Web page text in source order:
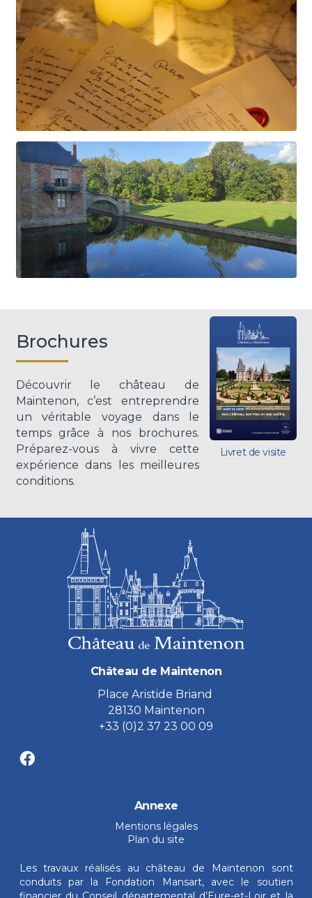
Brochures
Découvrir le château de
Maintenon, c’est entreprendre
un véritable voyage dans le
temps grâce à nos brochures.
Préparez-vous à vivre cette
expérience dans les meilleures
conditions.
Livret de visite
Château de Maintenon
Place Aristide Briand
28130 Maintenon
+33 (0)2 37 23 00 09
Annexe
Mentions légales
Plan du site
Les travaux réalisés au château de Maintenon sont
conduits par la Fondation Mansart, avec le soutien